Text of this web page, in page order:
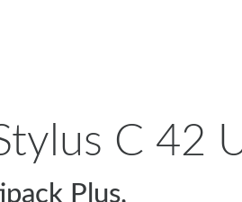
C 42
Plus,